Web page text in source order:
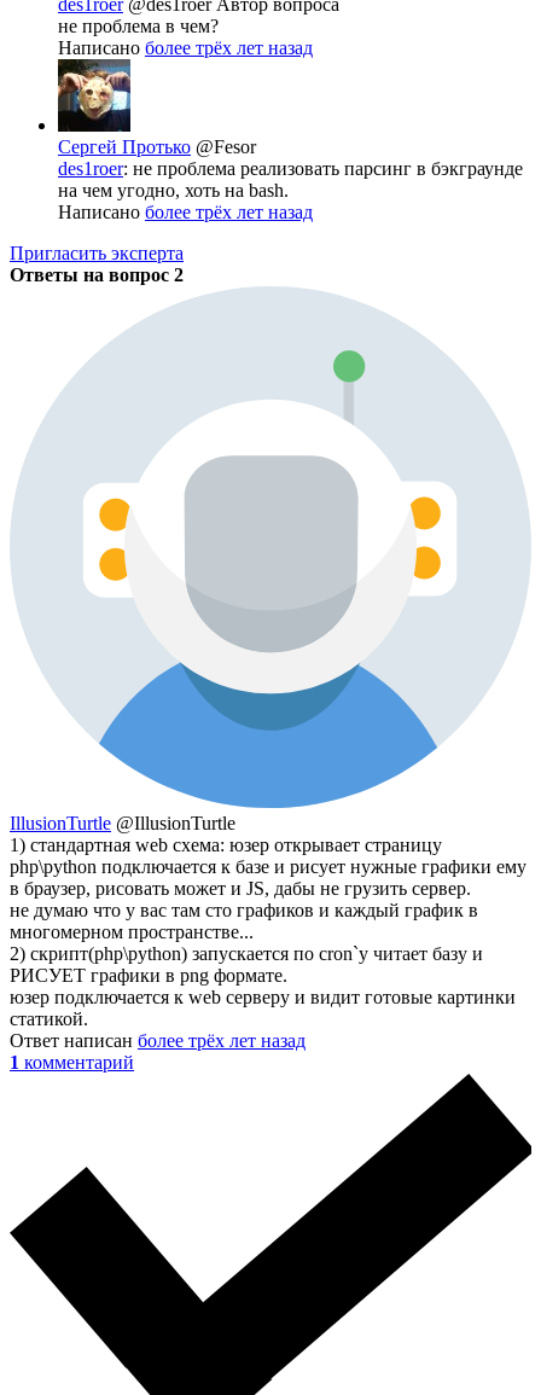
des1roer @des1roer Автор вопроса
не проблема в чем?
Написано более трёх лет назад
Сергей Протько @Fesor
des1roer: не проблема реализовать парсинг в бэкграунде
на чем угодно, хоть на bash.
Написано более трёх лет назад
Пригласить эксперта
Ответы на вопрос 2
IllusionTurtle @IllusionTurtle
1) стандартная web схема: юзер открывает страницу
php\python подключается к базе и рисует нужные графики ему
в браузер, рисовать может и JS, дабы не грузить сервер.
не думаю что у вас там сто графиков и каждый график в
многомерном пространстве...
2) скрипт(php\python) запускается по cron`у читает базу и
РИСУЕТ графики в png формате.
юзер подключается к web серверу и видит готовые картинки
статикой.
Ответ написан более трёх лет назад
1 комментарий